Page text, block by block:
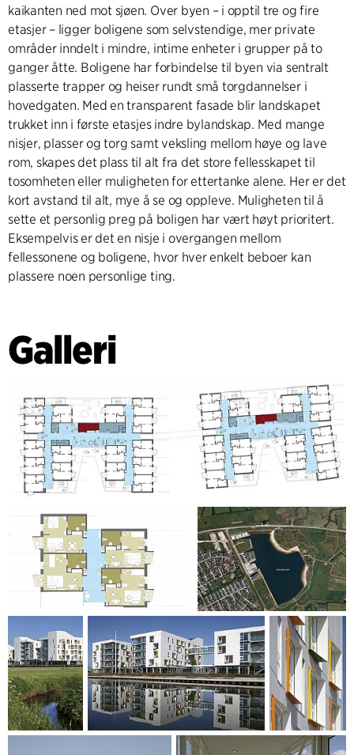
kaikanten ned mot sjøen. Over byen – i opptil tre og fire
etasjer – ligger boligene som selvstendige, mer private
områder inndelt i mindre, intime enheter i grupper på to
ganger åtte. Boligene har forbindelse til byen via sentralt
plasserte trapper og heiser rundt små torgdannelser i
hovedgaten. Med en transparent fasade blir landskapet
trukket inn i første etasjes indre bylandskap. Med mange
nisjer, plasser og torg samt veksling mellom høye og lave
rom, skapes det plass til alt fra det store fellesskapet til
tosomheten eller muligheten for ettertanke alene. Her er det
kort avstand til alt, mye å se og oppleve. Muligheten til å
sette et personlig preg på boligen har vært høyt prioritert.
Eksempelvis er det en nisje i overgangen mellom
fellessonene og boligene, hvor hver enkelt beboer kan
plassere noen personlige ting.
Galleri